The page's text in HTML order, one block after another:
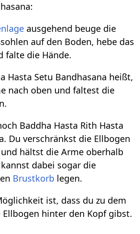
ausgehend beuge die
auf den Boden, hebe das
falte die Hände.
Hasta Setu Bandhasana heißt,
nach oben und faltest die
Baddha Hasta Rith Hasta
Du verschränkst die Ellbogen
hältst die Arme oberhalb
dabei sogar die
Brustkorb legen.
ist, dass du zu dem
Ellbogen hinter den Kopf gibst.